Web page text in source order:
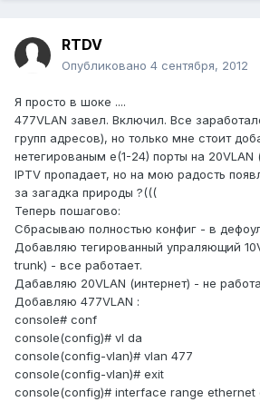
RTDV
Опубликовано 4 сентября, 2012
Я просто в шоке ....
477VLAN завел. Включил. Все
групп адресов), но только мне стоит
нетегированым е(1-24) порты на 20VLAN
IPTV пропадает, но на мою радость
за загадка природы ?(((
Теперь пошагово:
Сбрасываю полностью конфиг - в
Добавляю тегированный упраляющий
trunk) - все работает.
Дабавляю 20VLAN (интернет) - не
Добавляю 477VLAN :
console# conf
console(config)# vl da
console(config-vlan)# vlan 477
console(config-vlan)# exit
console(config)# interface range ethernet